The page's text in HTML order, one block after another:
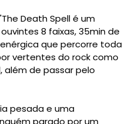
Death Spell é um
8 faixas, 35min de
que percorre toda
vertentes do rock como
além de passar pelo
pesada e uma